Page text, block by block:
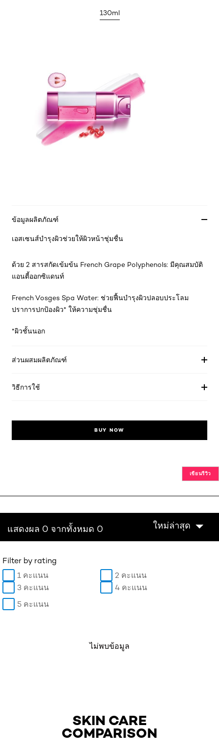
130ml
ข้อมูลผลิตภัณฑ์
เอสเซนส์บำรุงผิวช่วยให้ผิวหน้าชุ่มชื่น
ด้วย 2 สารสกัดเข้มข้น French Grape Polyphenols: มีคุณสมบัติ
แอนตี้ออกซิแดนท์
French Vosges Spa Water: ช่วยฟื้นบำรุงผิวปลอบประโลม
ปราการปกป้องผิว* ให้ความชุ่มชื่น
*ผิวชั้นนอก
ส่วนผสมผลิตภัณฑ์
วิธีการใช้
BUY NOW
เขียนรีวิว
แสดงผล 0 จากทั้งหมด 0 ใหม่ล่าสุด
Filter by rating
1 คะแนน
2 คะแนน
3 คะแนน
4 คะแนน
5 คะแนน
ไม่พบข้อมูล
SKIN CARE
COMPARISON